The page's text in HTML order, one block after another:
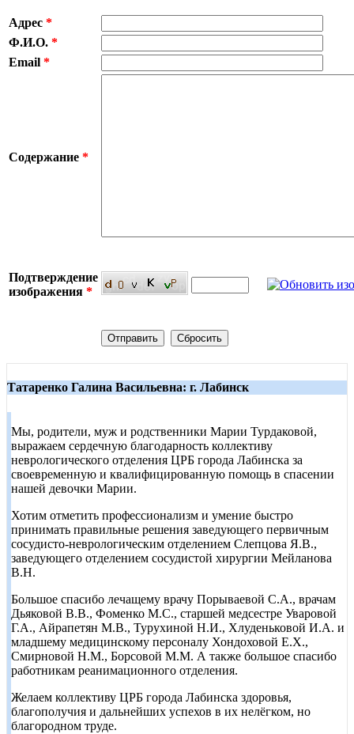
Адрес *
Ф.И.О. *
Email *
Содержание *
Подтверждение
изображения *
Татаренко Галина Васильевна: г. Лабинск
Мы, родители, муж и родственники Марии Турдаковой,
выражаем сердечную благодарность коллективу
неврологического отделения ЦРБ города Лабинска за
своевременную и квалифицированную помощь в спасении
нашей девочки Марии.
Хотим отметить профессионализм и умение быстро
принимать правильные решения заведующего первичным
сосудисто-неврологическим отделением Слепцова Я.В.,
заведующего отделением сосудистой хирургии Мейланова
В.Н.
Большое спасибо лечащему врачу Порываевой С.А., врачам
Дьяковой В.В., Фоменко М.С., старшей медсестре Уваровой
Г.А., Айрапетян М.В., Турухиной Н.И., Хлуденьковой И.А. и
младшему медицинскому персоналу Хондоховой Е.Х.,
Смирновой Н.М., Борсовой М.М. А также большое спасибо
работникам реанимационного отделения.
Желаем коллективу ЦРБ города Лабинска здоровья,
благополучия и дальнейших успехов в их нелёгком, но
благородном труде.